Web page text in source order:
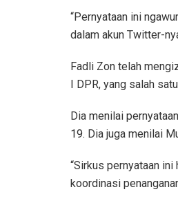
“Pernyataan ini
dalam akun Twitter-
Fadli Zon telah
I DPR, yang salah
Dia menilai
19. Dia juga menilai
“Sirkus pernyataan
koordinasi